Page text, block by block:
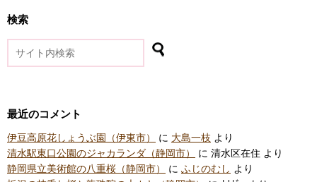
検索
最近のコメント
伊豆高原花しょうぶ園（伊東市） に 大島一枝 より
清水駅東口公園のジャカランダ（静岡市）
に 清水区在住 より
静岡県立美術館の八重桜（静岡市）
に ふじのむし より